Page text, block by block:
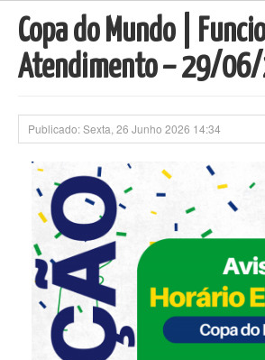
Copa do Mundo |
Atendimento – 29/
Publicado: Sexta, 26 Junho 2026 14:34